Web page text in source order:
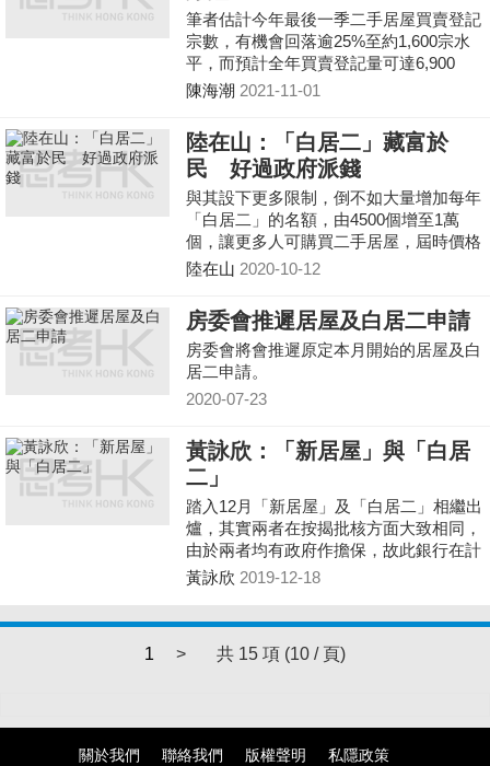
筆者估計今年最後一季二手居屋買賣登記
宗數，有機會回落逾25%至約1,600宗水
平，而預計全年買賣登記量可達6,900
宗，屆時將按年增加約46%。
陳海潮 2021-11-01
陸在山：「白居二」藏富於
民 好過政府派錢
與其設下更多限制，倒不如大量增加每年
「白居二」的名額，由4500個增至1萬
個，讓更多人可購買二手居屋，屆時價格
競爭下才有望回穩。
陸在山 2020-10-12
房委會推遲居屋及白居二申請
房委會將會推遲原定本月開始的居屋及白
居二申請。
2020-07-23
黃詠欣：「新居屋」與「白居
二」
踏入12月「新居屋」及「白居二」相繼出
爐，其實兩者在按揭批核方面大致相同，
由於兩者均有政府作擔保，故此銀行在計
算按揭申請時並無太大規範，對於貸款人
黃詠欣 2019-12-18
1 > 共 15 項 (10 / 頁)
關於我們 聯絡我們 版權聲明 私隱政策